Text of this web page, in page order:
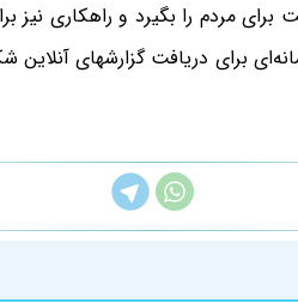
مردم را بگیرد و راهکاری نیز
برای دریافت گزارشهای آنلاین